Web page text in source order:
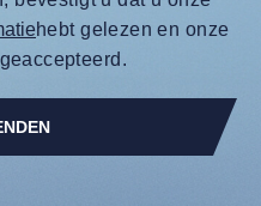
hebt gelezen en onze